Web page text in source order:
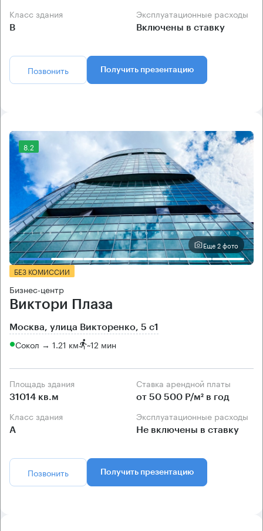
Класс здания
B
Эксплуатационные расходы
Включены в ставку
Позвонить Получить презентацию
8.2
Еще 2 фото
БЕЗ КОМИССИИ
Бизнес-центр
Виктори Плаза
Москва, улица Викторенко, 5 с1
Сокол → 1.21 км ~12 мин
Площадь здания
31014 кв.м
Ставка арендной платы
от 50 500 Р/м² в год
Класс здания
А
Эксплуатационные расходы
Не включены в ставку
Позвонить Получить презентацию